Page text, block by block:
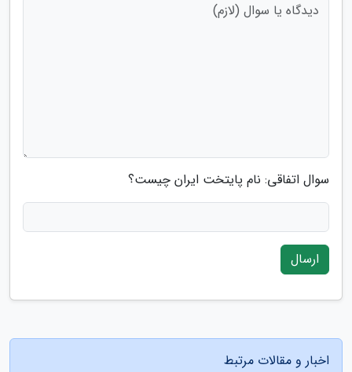
سوال اتفاقی: نام پایتخت ایران چیست؟
ارسال
اخبار و مقالات مرتبط